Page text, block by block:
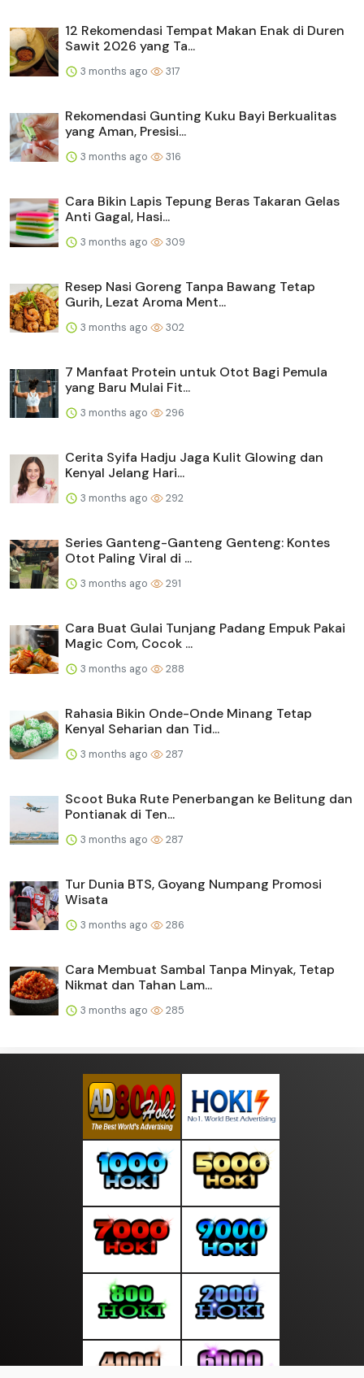
12 Rekomendasi Tempat Makan Enak di Duren
Sawit 2026 yang Ta...
3 months ago 317
Rekomendasi Gunting Kuku Bayi Berkualitas
yang Aman, Presisi...
3 months ago 316
Cara Bikin Lapis Tepung Beras Takaran Gelas
Anti Gagal, Hasi...
3 months ago 309
Resep Nasi Goreng Tanpa Bawang Tetap
Gurih, Lezat Aroma Ment...
3 months ago 302
7 Manfaat Protein untuk Otot Bagi Pemula
yang Baru Mulai Fit...
3 months ago 296
Cerita Syifa Hadju Jaga Kulit Glowing dan
Kenyal Jelang Hari...
3 months ago 292
Series Ganteng-Ganteng Genteng: Kontes
Otot Paling Viral di ...
3 months ago 291
Cara Buat Gulai Tunjang Padang Empuk Pakai
Magic Com, Cocok ...
3 months ago 288
Rahasia Bikin Onde-Onde Minang Tetap
Kenyal Seharian dan Tid...
3 months ago 287
Scoot Buka Rute Penerbangan ke Belitung dan
Pontianak di Ten...
3 months ago 287
Tur Dunia BTS, Goyang Numpang Promosi
Wisata
3 months ago 286
Cara Membuat Sambal Tanpa Minyak, Tetap
Nikmat dan Tahan Lam...
3 months ago 285